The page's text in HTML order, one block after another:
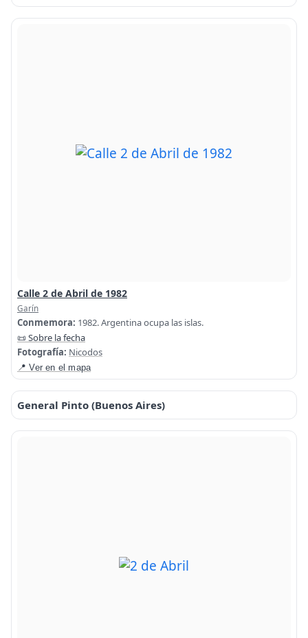
Calle 2 de Abril de 1982
Garín
Conmemora: 1982. Argentina ocupa las islas.
📜 Sobre la fecha
Fotografía: Nicodos
📍 Ver en el mapa
General Pinto (Buenos Aires)